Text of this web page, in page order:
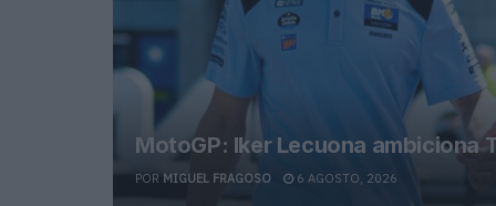
MotoGP: Iker Lecuona ambiciona
POR MIGUEL FRAGOSO 6 AGOSTO, 2026